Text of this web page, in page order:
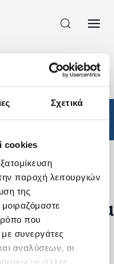
Σχετικά
cookies
παροχή λειτουργιών
της
που
με συνεργάτες
αναλύσεων, οι
με άλλες
με τα